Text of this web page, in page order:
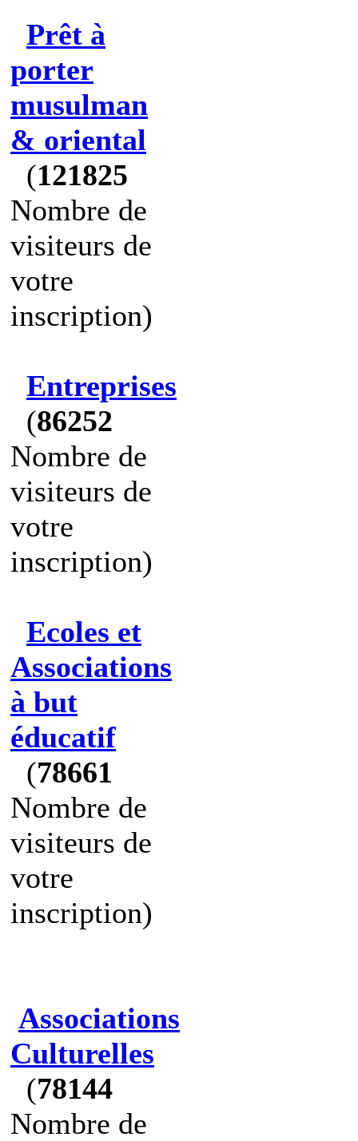
Prêt à
porter
musulman
& oriental
(121825
Nombre de
visiteurs de
votre
inscription)
Entreprises
(86252
Nombre de
visiteurs de
votre
inscription)
Ecoles et
Associations
à but
éducatif
(78661
Nombre de
visiteurs de
votre
inscription)
Associations
Culturelles
(78144
Nombre de